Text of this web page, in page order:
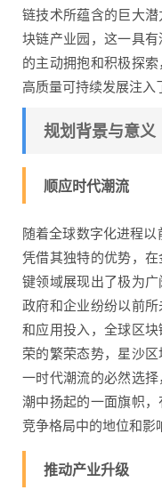
链技术所蕴含的巨大
块链产业园，这一具
的主动拥抱和积极探
高质量可持续发展注入
规划背景与意义
顺应时代潮流
随着全球数字化进程
凭借其独特的优势，
键领域展现出了极为
政府和企业纷纷以前
和应用投入，全球区
荣的繁荣态势，星沙
一时代潮流的必然选
潮中扬起的一面旗帜
竞争格局中的地位和影
推动产业升级